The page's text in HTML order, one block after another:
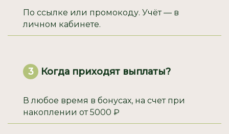
По ссылке или промокоду. Учёт — в
личном кабинете.
3 Когда приходят выплаты?
В любое время в бонусах, на счет при
накоплении от 5000 ₽